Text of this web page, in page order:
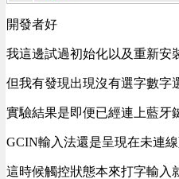
開發者好
我這邊試過初始化以及重新安
但我有發現出現沒有選字數字
實驗結果是即便已經連上藍牙
GCIN輸入法還是呈現在未連
這時候觸控狀態本來打字輸入